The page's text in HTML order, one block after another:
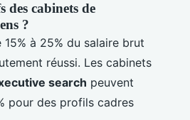
des cabinets de
?
à 25% du salaire brut
réussi. Les cabinets
search peuvent
pour des profils cadres